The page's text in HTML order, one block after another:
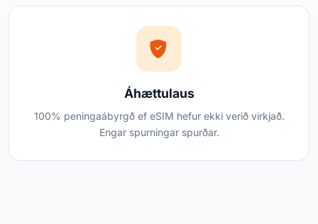
Áhættulaus
100% peningaábyrgð ef eSIM hefur ekki verið virkjað.
Engar spurningar spurðar.